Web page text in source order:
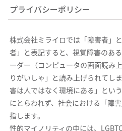
プライバシーポリシー
株式会社ミライロでは「障害者」
者」と表記すると、視覚障害のあ
ーダー（コンピュータの画面読み
りがいしゃ」と読み上げられてし
害は人ではなく環境にある」とい
にとらわれず、社会における「障
指します。
性的マイノリティの中には、